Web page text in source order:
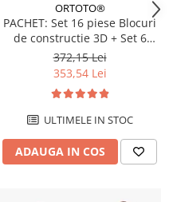
ORTOTO®
PACHET: Set 16 piese Blocuri
de constructie 3D + Set 6
Covorase tip puzzle
372,15 Lei
353,54 Lei
ULTIMELE IN STOC
ADAUGA IN COS